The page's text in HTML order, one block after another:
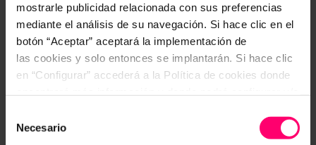
mostrarle publicidad relacionada con sus preferencias
mediante el análisis de su navegación. Si hace clic en el
botón “Aceptar” aceptará la implementación de
las cookies y solo entonces se implantarán. Si hace clic
en “Configurar” accederá a la Política de cookies donde
activo hasta que ejecute alguna de estas dos opciones:
Necesario
La leche del tanque debe estar en agitación.
Si hay más de un tanque en la explotación, la
muestra se compone de la parte alícuota de
Cada una de las muestras debe estar identificada